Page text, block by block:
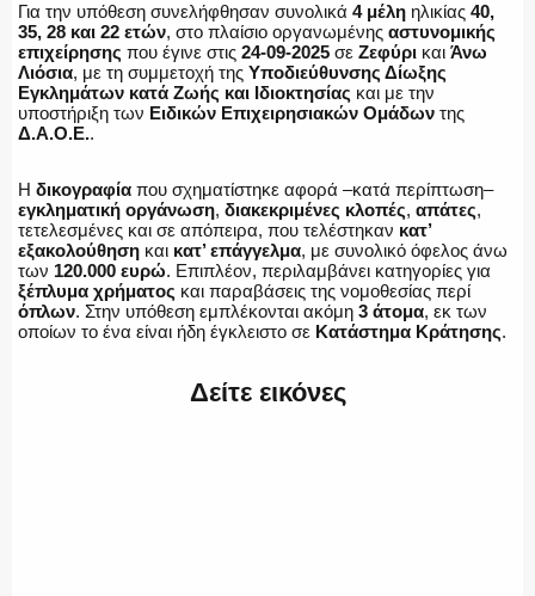
Για την υπόθεση συνελήφθησαν συνολικά 4 μέλη ηλικίας 40,
35, 28 και 22 ετών, στο πλαίσιο οργανωμένης αστυνομικής
επιχείρησης που έγινε στις 24-09-2025 σε Ζεφύρι και Άνω
Λιόσια, με τη συμμετοχή της Υποδιεύθυνσης Δίωξης
Εγκλημάτων κατά Ζωής και Ιδιοκτησίας και με την
υποστήριξη των Ειδικών Επιχειρησιακών Ομάδων της
Δ.Α.Ο.Ε..
Η δικογραφία που σχηματίστηκε αφορά –κατά περίπτωση–
εγκληματική οργάνωση, διακεκριμένες κλοπές, απάτες,
τετελεσμένες και σε απόπειρα, που τελέστηκαν κατ’
εξακολούθηση και κατ’ επάγγελμα, με συνολικό όφελος άνω
των 120.000 ευρώ. Επιπλέον, περιλαμβάνει κατηγορίες για
ξέπλυμα χρήματος και παραβάσεις της νομοθεσίας περί
όπλων. Στην υπόθεση εμπλέκονται ακόμη 3 άτομα, εκ των
οποίων το ένα είναι ήδη έγκλειστο σε Κατάστημα Κράτησης.
Δείτε εικόνες